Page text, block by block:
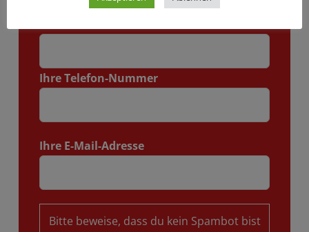
Ihre Telefon-Nummer
Ihre E-Mail-Adresse
Bitte beweise, dass du kein Spambot bist